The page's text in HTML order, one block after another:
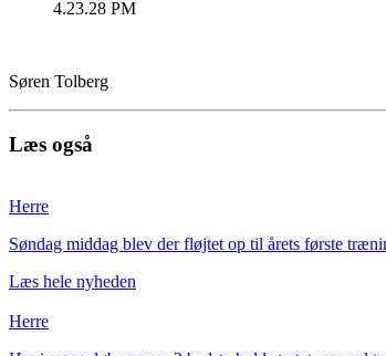
Søren Tolberg
Læs også
Herre
Søndag middag blev der fløjtet op til årets første
Læs hele nyheden
Herre